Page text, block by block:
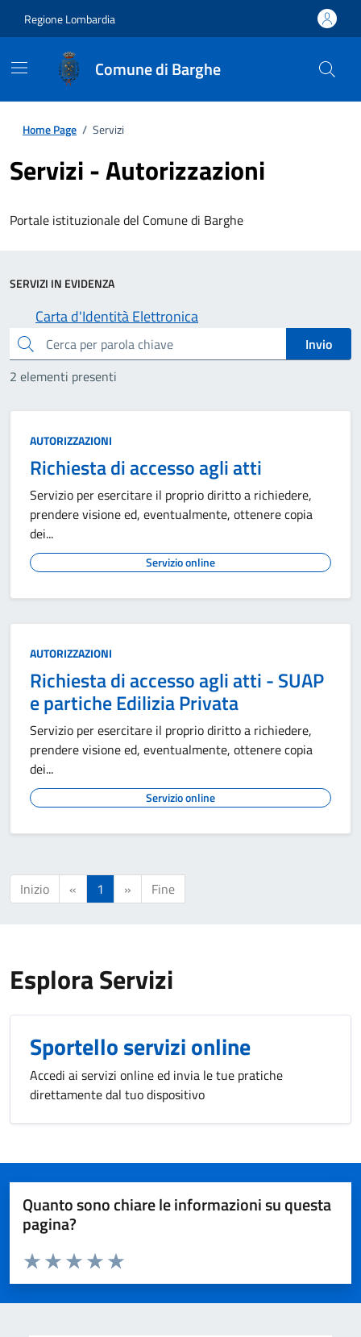
Regione Lombardia
Comune di Barghe
Home Page / Servizi
Servizi - Autorizzazioni
Portale istituzionale del Comune di Barghe
cerca
Invio
2 elementi presenti
AUTORIZZAZIONI
Richiesta di accesso agli atti
Servizio per esercitare il proprio diritto a richiedere,
prendere visione ed, eventualmente, ottenere copia
dei...
Servizio online
AUTORIZZAZIONI
Richiesta di accesso agli atti - SUAP
e partiche Edilizia Privata
Servizio per esercitare il proprio diritto a richiedere,
prendere visione ed, eventualmente, ottenere copia
dei...
Servizio online
Inizio « 1 » Fine
SERVIZI IN EVIDENZA
Carta d'Identità Elettronica
Esplora Servizi
Sportello servizi online
Accedi ai servizi online ed invia le tue pratiche
direttamente dal tuo dispositivo
Quanto sono chiare le informazioni su questa
pagina?
Valuta da 1 a 5 stelle la pagina
Valuta 5 stelle su 5
Valuta 4 stelle su 5
Valuta 3 stelle su 5
Valuta 2 stelle su 5
Valuta 1 stelle su 5